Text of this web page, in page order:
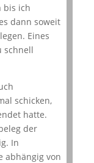
bis ich
dann soweit
Eines
schnell
schicken,
hatte.
der
In
abhängig von